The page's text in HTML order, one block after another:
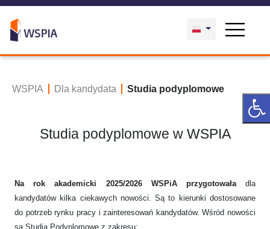
WSPIA Dla kandydata Studia podyplomowe
Studia podyplomowe w WSPIA
Na rok akademicki 2025/2026 WSPiA przygotowaładla
kandydatów kilka ciekawych nowości. Są to kierunki dostosowane
do potrzeb rynku pracy i zainteresowań kandydatów. Wśród nowości
są Studia Podyplomowe z zakresu: